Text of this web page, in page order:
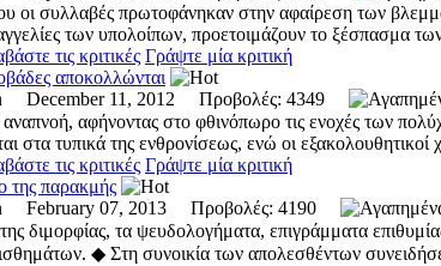
οι συλλαβές πρωτοφάνηκαν στην αφαίρεση των
των υπολοίπων, προετοιμάζουν το ξέ­σπασμα
τις κριτικές Γράψτε μία κριτική
αποκολλώνται
December 11, 2012 Προβολές: 4349
αφήνοντας στο φθινόπωρο τις ενοχές των
στα τυπικά της ενθρονίσεως, ενώ οι εξακολουθητικοί
τις κριτικές Γράψτε μία κριτική
της παρακμής
February 07, 2013 Προβολές: 4190
διμορφίας, τα ψευδολογήματα, επιγράμματα
◆ Στη συνοικία των απολεσθέντων